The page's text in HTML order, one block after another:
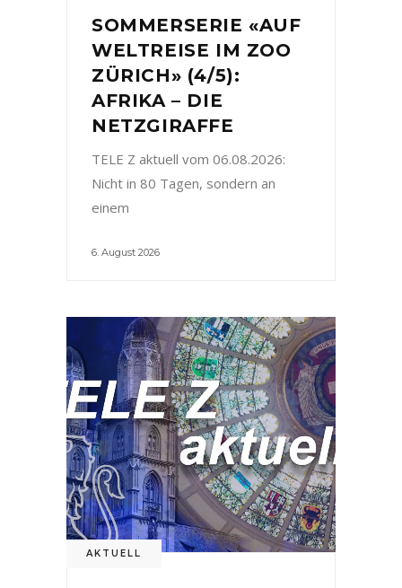
SOMMERSERIE «AUF
WELTREISE IM ZOO
ZÜRICH» (4/5):
AFRIKA – DIE
NETZGIRAFFE
TELE Z aktuell vom 06.08.2026:
Nicht in 80 Tagen, sondern an
einem
6. August 2026
AKTUELL